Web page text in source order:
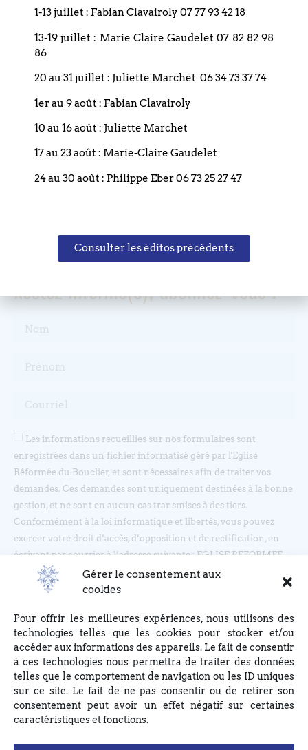
Gérer le consentement aux
cookies
Pour offrir les meilleures expériences, nous utilisons des
technologies telles que les cookies pour stocker et/ou
accéder aux informations des appareils. Le fait de consentir
à ces technologies nous permettra de traiter des données
telles que le comportement de navigation ou les ID uniques
sur ce site. Le fait de ne pas consentir ou de retirer son
consentement peut avoir un effet négatif sur certaines
caractéristiques et fonctions.
Coordonnées
Eglise réformée du Bouclier
T. +33 (0)3 88 75 77 85
Restez informé(e), abonnez-vous !
Les informations recueillies sur nos formulaires sont
enregistrées dans un fichier informatisé géré par l'Eglise
Réformée du Bouclier, et sont nécessaires afin de traiter vos
demandes. Ces demandes sont uniquement destinées à la bonne
gestion, et ne sont en aucun cas transmises à des tiers.
Conformément à la loi informatique et libertés, vous pouvez
exercer votre droit d’accès, d’opposition et de rectification, en
écrivant par courrier à l’adresse suivante : EGLISE REFORMEE
DU BOUCLIER, 4 rue du Bouclier, 67000 STRASBOURG ou en
écrivant à eglise(at)lebouclier.fr
Je m'abonne
1-13 juillet : Fabian Clavairoly 07 77 93 42 18
13-19 juillet : Marie Claire Gaudelet 07 82 82 98
86
20 au 31 juillet : Juliette Marchet 06 34 73 37 74
1er au 9 août : Fabian Clavairoly
10 au 16 août : Juliette Marchet
17 au 23 août : Marie-Claire Gaudelet
24 au 30 août : Philippe Eber 06 73 25 27 47
Consulter les éditos précédents